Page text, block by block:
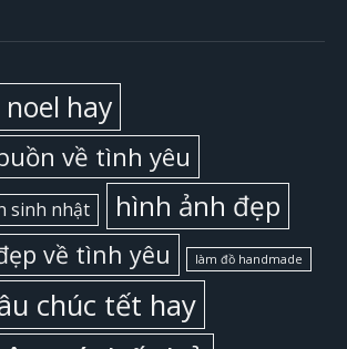
hay
về tình yêu
sinh nhật hình ảnh đẹp
về tình yêu làm đồ handmade
chúc tết hay